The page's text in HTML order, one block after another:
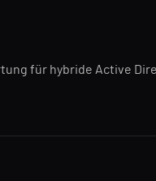
für hybride Active